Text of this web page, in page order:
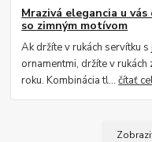
Mrazivá elegancia u
so zimným motívom
Ak držíte v rukách servítku
ornamentmi, držíte v
roku. Kombinácia tl...čítať